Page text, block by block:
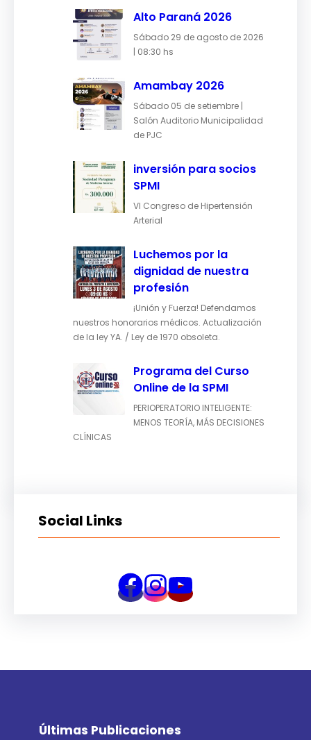
Alto Paraná 2026
Sábado 29 de agosto de 2026
| 08:30 hs
Amambay 2026
Sábado 05 de setiembre |
Salón Auditorio Municipalidad
de PJC
inversión para socios
SPMI
VI Congreso de Hipertensión
Arterial
Luchemos por la
dignidad de nuestra
profesión
¡Unión y Fuerza! Defendamos
nuestros honorarios médicos. Actualización
de la ley YA. / Ley de 1970 obsoleta.
Programa del Curso
Online de la SPMI
PERIOPERATORIO INTELIGENTE:
MENOS TEORÍA, MÁS DECISIONES
CLÍNICAS
Social Links
Últimas Publicaciones